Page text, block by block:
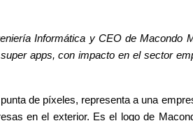
Informática y CEO de Macondo
apps, con impacto en el sector
de píxeles, representa a una
en el exterior. Es el logo de